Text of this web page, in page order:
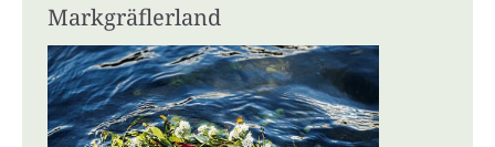
Markgräflerland